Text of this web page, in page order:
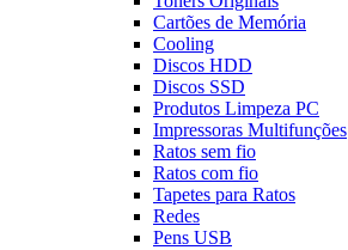
Cartões de Memória
Cooling
Discos HDD
Discos SSD
Produtos Limpeza PC
Impressoras Multifunções
Ratos sem fio
Ratos com fio
Tapetes para Ratos
Redes
Pens USB